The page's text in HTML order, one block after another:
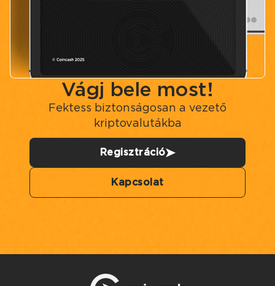
Vágj bele most!
Fektess biztonságosan a vezető
kriptovalutákba
Regisztráció
Kapcsolat